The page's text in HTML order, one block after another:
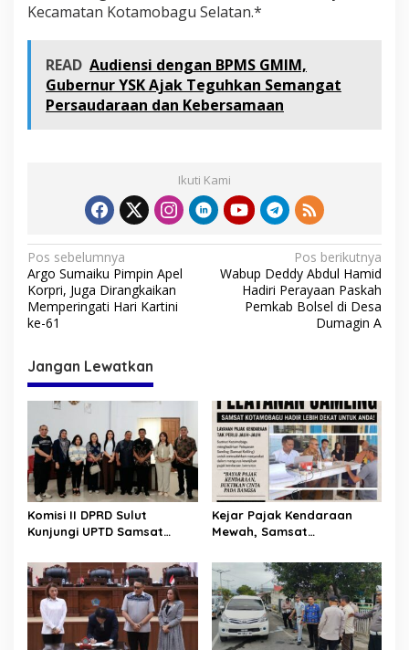
Kecamatan Kotamobagu Selatan.*
READ Audiensi dengan BPMS GMIM,
Gubernur YSK Ajak Teguhkan Semangat
Persaudaraan dan Kebersamaan
Ikuti Kami
N
a
v
i
g
a
i
p
o
s
Pos sebelumnya
Argo Sumaiku Pimpin Apel
Korpri, Juga Dirangkaikan
Memperingati Hari Kartini
ke-61
Pos berikutnya
Wabup Deddy Abdul Hamid
Hadiri Perayaan Paskah
Pemkab Bolsel di Desa
Dumagin A
Jangan Lewatkan
Komisi II DPRD Sulut
Kunjungi UPTD Samsat
Kejar Pajak Kendaraan
Mewah, Samsat
Langsung WP